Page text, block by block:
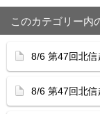
このカテゴリー内
8/6 第47回北
8/6 第47回北